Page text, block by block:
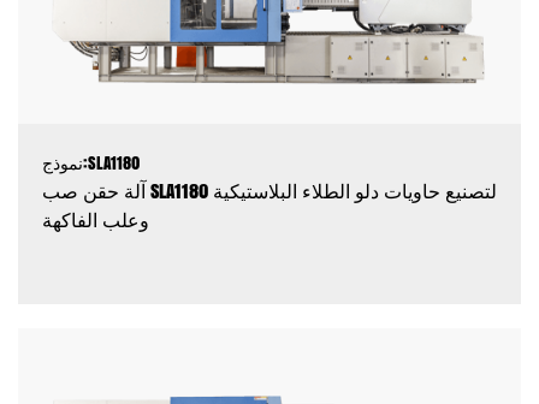
نموذج:SLA1180
آلة حقن صب SLA1180 لتصنيع حاويات دلو الطلاء البلاستيكية
وعلب الفاكهة